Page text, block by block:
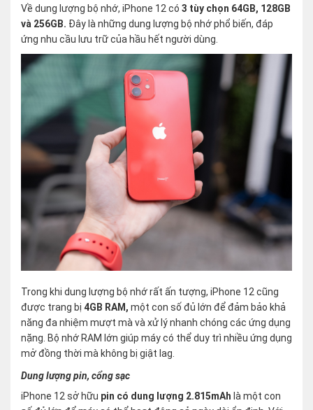
Về dung lượng bộ nhớ, iPhone 12 có 3 tùy chọn 64GB, 128GB
và 256GB. Đây là những dung lượng bộ nhớ phổ biến, đáp
ứng nhu cầu lưu trữ của hầu hết người dùng.
Trong khi dung lượng bộ nhớ rất ấn tượng, iPhone 12 cũng
được trang bị 4GB RAM, một con số đủ lớn để đảm bảo khả
năng đa nhiệm mượt mà và xử lý nhanh chóng các ứng dụng
nặng. Bộ nhớ RAM lớn giúp máy có thể duy trì nhiều ứng dụng
mở đồng thời mà không bị giật lag.
Dung lượng pin, cổng sạc
iPhone 12 sở hữu pin có dung lượng 2.815mAh là một con